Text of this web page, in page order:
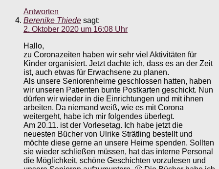
Antworten
Berenike Thiede sagt:
2. Oktober 2020 um 16:08 Uhr
Hallo,
zu Coronazeiten haben wir sehr viel Aktivitäten für
Kinder organisiert. Jetzt dachte ich, dass es an der Zeit
ist, auch etwas für Erwachsene zu planen.
Als unsere Seniorenheime geschlossen hatten, haben
wir unseren Patienten bunte Postkarten geschickt. Nun
dürfen wir wieder in die Einrichtungen und mit ihnen
arbeiten. Da niemand weiß, wie es mit Corona
weitergeht, habe ich mir folgendes überlegt.
Am 20.11. ist der Vorlesetag. Ich habe jetzt die
neuesten Bücher von Ulrike Strätling bestellt und
möchte diese gerne an unsere Heime spenden. Sollten
sie wieder schließen müssen, hat das interne Personal
die Möglichkeit, schöne Geschichten vorzulesen und